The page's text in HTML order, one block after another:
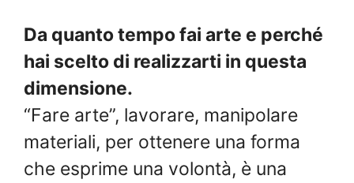
Da quanto tempo fai arte e perché
hai scelto di realizzarti in questa
dimensione.
“Fare arte”, lavorare, manipolare
materiali, per ottenere una forma
che esprime una volontà, è una